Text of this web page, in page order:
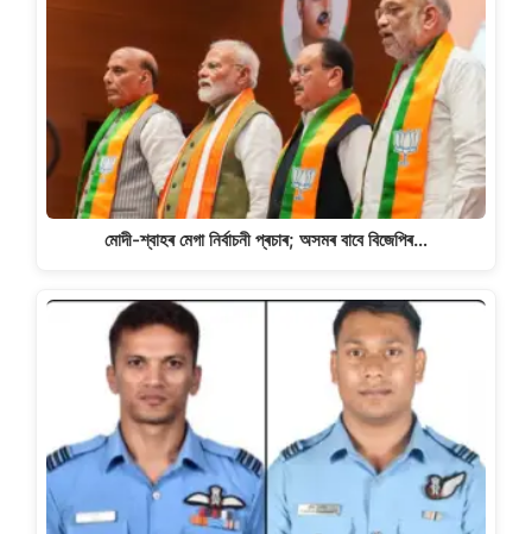
মোদী-শ্বাহৰ মেগা নিৰ্বাচনী প্ৰচাৰ; অসমৰ বাবে বিজেপিৰ…